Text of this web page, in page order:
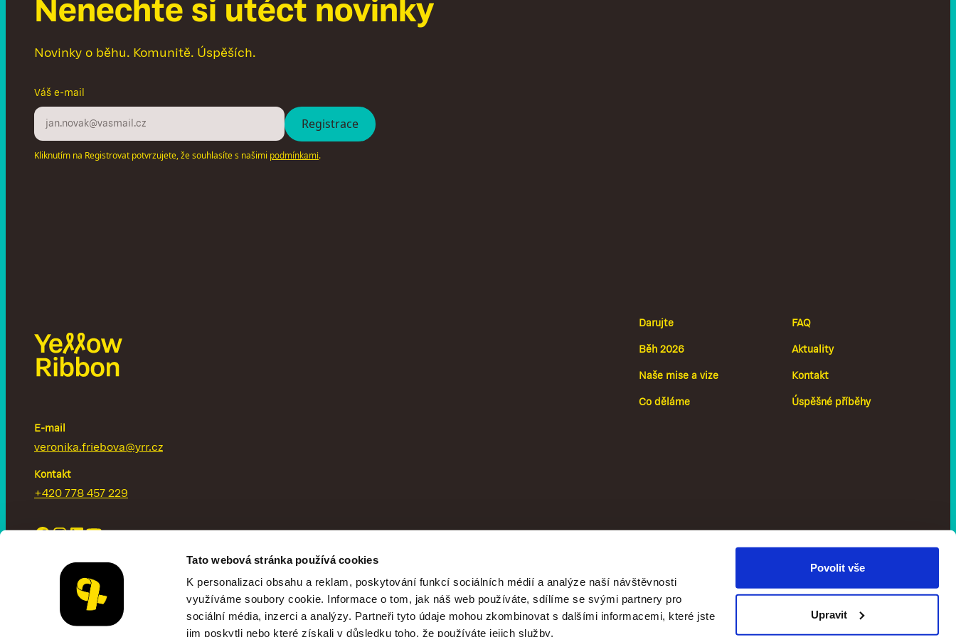
Tato webová stránka používá cookies
K personalizaci obsahu a reklam, poskytování funkcí sociálních médií a analýze naší návštěvnosti
využíváme soubory cookie. Informace o tom, jak náš web používáte, sdílíme se svými partnery pro
sociální média, inzerci a analýzy. Partneři tyto údaje mohou zkombinovat s dalšími informacemi, které jste
jim poskytli nebo které získali v důsledku toho, že používáte jejich služby.
Povolit vše
Upravit
Nenechte si utéct novinky
Novinky o běhu. Komunitě. Úspěších.
Váš e-mail
Kliknutím na Registrovat potvrzujete, že souhlasíte s našimi podmínkami.
E-mail
veronika.friebova@yrr.cz
Kontakt
+420 778 457 229
Darujte
Běh 2026
Naše mise a vize
Co děláme
FAQ
Aktuality
Kontakt
Úspěšné příběhy
Copyright ©2026 © Žlutá stužka z. s. Zásady ochrany